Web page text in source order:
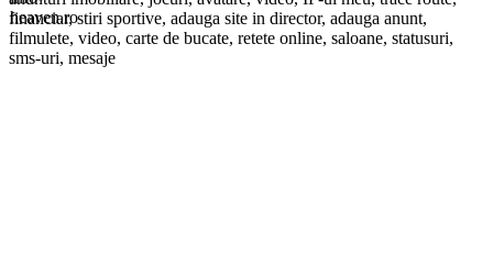
financiar, stiri sportive, adauga site in director, adauga anunt,
filmulete, video, carte de bucate, retete online, saloane, statusuri,
sms-uri, mesaje